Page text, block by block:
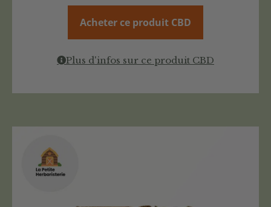
Acheter ce produit CBD
Plus d'infos sur ce produit CBD